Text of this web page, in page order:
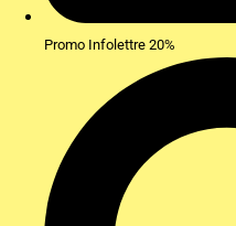
Promo Infolettre 20%